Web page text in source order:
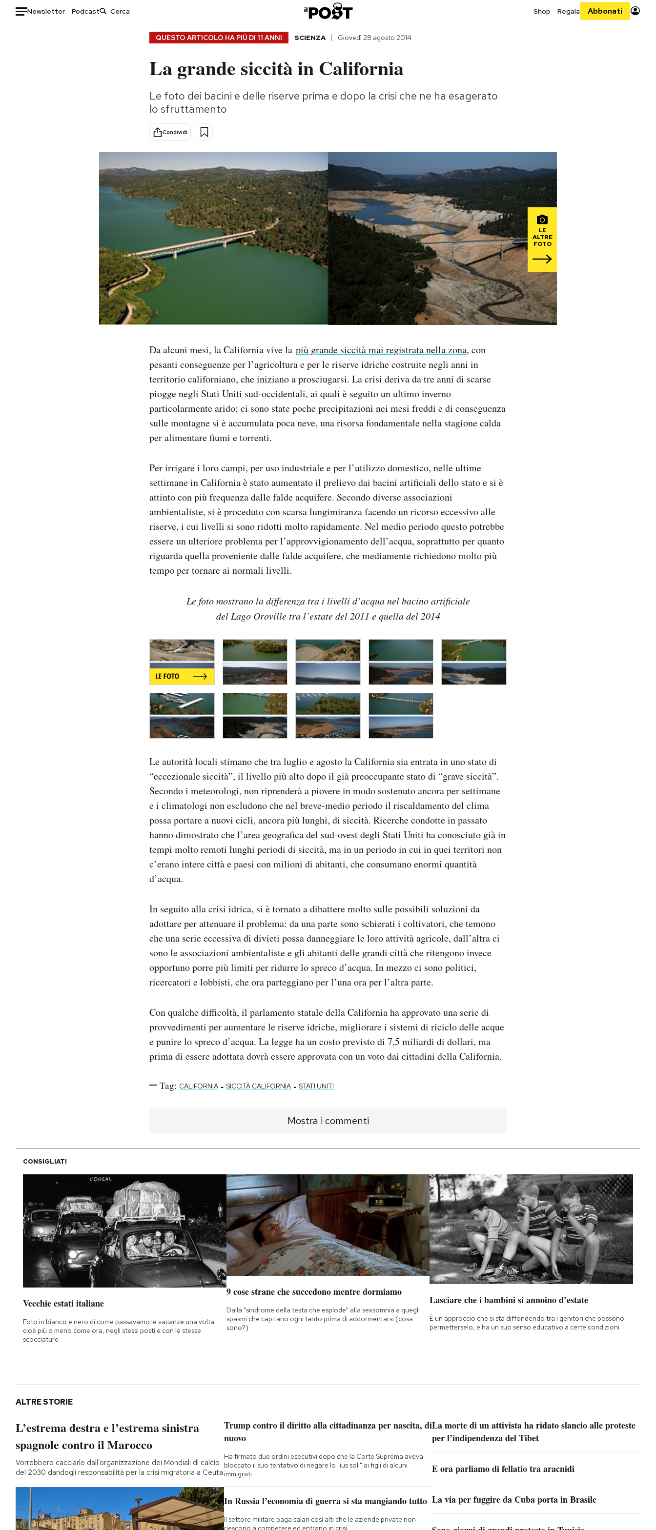
Newsletter Podcast Shop Regala Abbonati
Consumismi
Storie/Idee
Ok Boomer!
Media
Europa
Altrecose
Mondiali calcio 2026
QUESTO ARTICOLO HA PIÙ DI 11 ANNI SCIENZA Giovedì 28 agosto 2014
La grande siccità in California
Le foto dei bacini e delle riserve prima e dopo la crisi che ne ha esagerato
lo sfruttamento
Condividi
LE
ALTRE
FOTO
Da alcuni mesi, la California vive la più grande siccità mai registrata nella zona, con
pesanti conseguenze per l’agricoltura e per le riserve idriche costruite negli anni in
territorio californiano, che iniziano a prosciugarsi. La crisi deriva da tre anni di scarse
piogge negli Stati Uniti sud-occidentali, ai quali è seguito un ultimo inverno
particolarmente arido: ci sono state poche precipitazioni nei mesi freddi e di conseguenza
sulle montagne si è accumulata poca neve, una risorsa fondamentale nella stagione calda
per alimentare fiumi e torrenti.
Per irrigare i loro campi, per uso industriale e per l’utilizzo domestico, nelle ultime
settimane in California è stato aumentato il prelievo dai bacini artificiali dello stato e si è
attinto con più frequenza dalle falde acquifere. Secondo diverse associazioni
ambientaliste, si è proceduto con scarsa lungimiranza facendo un ricorso eccessivo alle
riserve, i cui livelli si sono ridotti molto rapidamente. Nel medio periodo questo potrebbe
essere un ulteriore problema per l’approvvigionamento dell’acqua, soprattutto per quanto
riguarda quella proveniente dalle falde acquifere, che mediamente richiedono molto più
tempo per tornare ai normali livelli.
Le foto mostrano la differenza tra i livelli d’acqua nel bacino artificiale
del Lago Oroville tra l’estate del 2011 e quella del 2014
Le autorità locali stimano che tra luglio e agosto la California sia entrata in uno stato di
“eccezionale siccità”, il livello più alto dopo il già preoccupante stato di “grave siccità”.
Secondo i meteorologi, non riprenderà a piovere in modo sostenuto ancora per settimane
e i climatologi non escludono che nel breve-medio periodo il riscaldamento del clima
possa portare a nuovi cicli, ancora più lunghi, di siccità. Ricerche condotte in passato
hanno dimostrato che l’area geografica del sud-ovest degli Stati Uniti ha conosciuto già in
tempi molto remoti lunghi periodi di siccità, ma in un periodo in cui in quei territori non
c’erano intere città e paesi con milioni di abitanti, che consumano enormi quantità
d’acqua.
In seguito alla crisi idrica, si è tornato a dibattere molto sulle possibili soluzioni da
adottare per attenuare il problema: da una parte sono schierati i coltivatori, che temono
che una serie eccessiva di divieti possa danneggiare le loro attività agricole, dall’altra ci
sono le associazioni ambientaliste e gli abitanti delle grandi città che ritengono invece
opportuno porre più limiti per ridurre lo spreco d’acqua. In mezzo ci sono politici,
ricercatori e lobbisti, che ora parteggiano per l’una ora per l’altra parte.
Con qualche difficoltà, il parlamento statale della California ha approvato una serie di
provvedimenti per aumentare le riserve idriche, migliorare i sistemi di riciclo delle acque
e punire lo spreco d’acqua. La legge ha un costo previsto di 7,5 miliardi di dollari, ma
prima di essere adottata dovrà essere approvata con un voto dai cittadini della California.
Tag: CALIFORNIA - SICCITÀ CALIFORNIA - STATI UNITI
Mostra i commenti
CONSIGLIATI
Vecchie estati italiane
Foto in bianco e nero di come passavamo le vacanze una volta:
cioè più o meno come ora, negli stessi posti e con le stesse
scocciature
9 cose strane che succedono mentre dormiamo
Dalla "sindrome della testa che esplode" alla sexsomnia a quegli
spasmi che capitano ogni tanto prima di addormentarsi (cosa
sono?)
Lasciare che i bambini si annoino d’estate
È un approccio che si sta diffondendo tra i genitori che possono
permetterselo, e ha un suo senso educativo a certe condizioni
ALTRE STORIE
L’estrema destra e l’estrema sinistra
spagnole contro il Marocco
Vorrebbero cacciarlo dall’organizzazione dei Mondiali di calcio
del 2030 dandogli responsabilità per la crisi migratoria a Ceuta
Trump contro il diritto alla cittadinanza per nascita, di
nuovo
Ha firmato due ordini esecutivi dopo che la Corte Suprema aveva
bloccato il suo tentativo di negare lo "ius soli" ai figli di alcuni
immigrati
In Russia l’economia di guerra si sta mangiando tutto
Il settore militare paga salari così alti che le aziende private non
riescono a competere ed entrano in crisi
La morte di un attivista ha ridato slancio alle proteste
per l’indipendenza del Tibet
E ora parliamo di fellatio tra aracnidi
La via per fuggire da Cuba porta in Brasile